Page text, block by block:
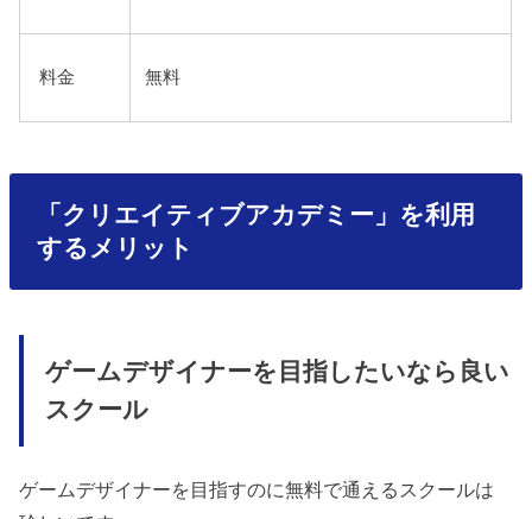
料金 無料
「クリエイティブアカデミー」を利用
するメリット
ゲームデザイナーを目指したいなら良い
スクール
ゲームデザイナーを目指すのに無料で通えるスクールは